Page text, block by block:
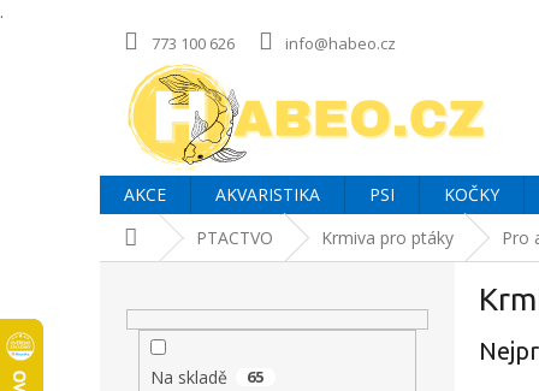
.
773 100 626 info@habeo.cz
AKCE AKVARISTIKA PSI KOČKY
Domů PTACTVO Krmiva pro ptáky Pro
Na skladě 65